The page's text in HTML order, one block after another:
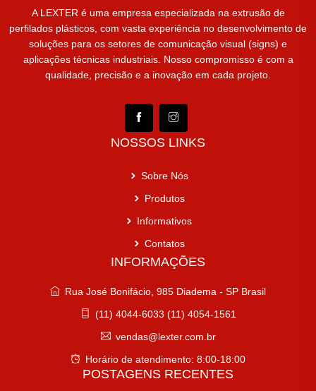
A LEXTER é uma empresa especializada na extrusão de
perfilados plásticos, com vasta experiência no desenvolvimento de
soluções para os setores de comunicação visual (signs) e
aplicações técnicas industriais. Nosso compromisso é com a
qualidade, precisão e a inovação em cada projeto.
NOSSOS LINKS
Sobre Nós
Produtos
Informativos
Contatos
INFORMAÇÕES
Rua José Bonifácio, 985 Diadema - SP Brasil
(11) 4044-6033 (11) 4054-1561
vendas@lexter.com.br
Horário de atendimento: 8:00-18:00
POSTAGENS RECENTES